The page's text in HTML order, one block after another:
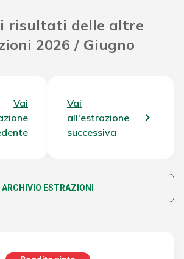
risultati delle altre
2026 / Giugno
Vai
Vai
all'estrazione
successiva
ARCHIVIO ESTRAZIONI